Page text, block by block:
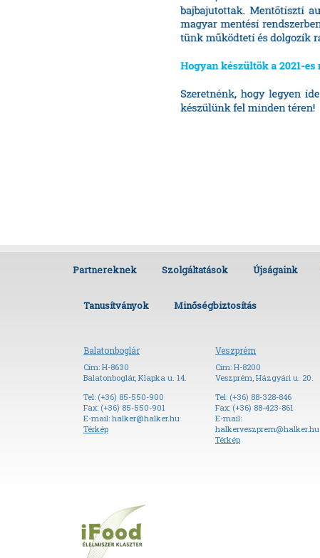
Partnereknek Szolgáltatások Újságaink
Tanusítványok Minőségbiztosítás
Balatonboglár
Cím: H-8630
Balatonboglár, Klapka u. 14.
Tel: (+36) 85-550-900
Fax: (+36) 85-550-901
E-mail: halker@halker.hu
Térkép
Veszprém
Cím: H-8200
Veszprém, Házgyári u. 20.
Tel: (+36) 88-328-846
Fax: (+36) 88-423-861
E-mail:
halkerveszprem@halker.hu
Térkép